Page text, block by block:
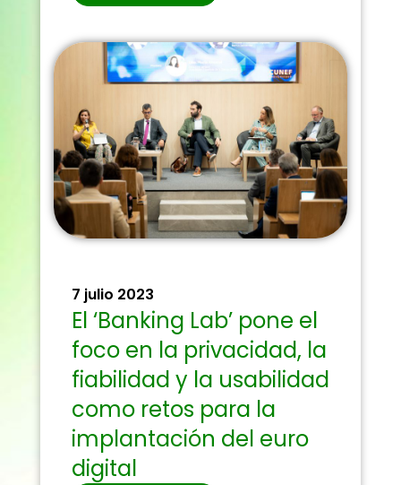
7 julio 2023
El ‘Banking Lab’ pone el
foco en la privacidad, la
fiabilidad y la usabilidad
como retos para la
implantación del euro
digital